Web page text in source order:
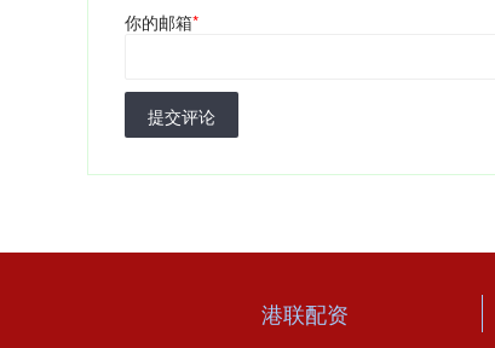
你的邮箱*
提交评论
港联配资